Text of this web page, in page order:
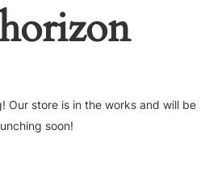
Our store is in the works and will be
soon!